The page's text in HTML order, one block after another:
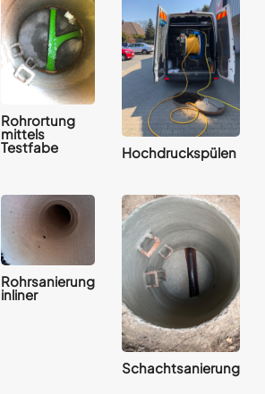
Rohrortung
mittels
Testfabe Hochdruckspülen
Rohrsanierung
inliner
Schachtsanierung